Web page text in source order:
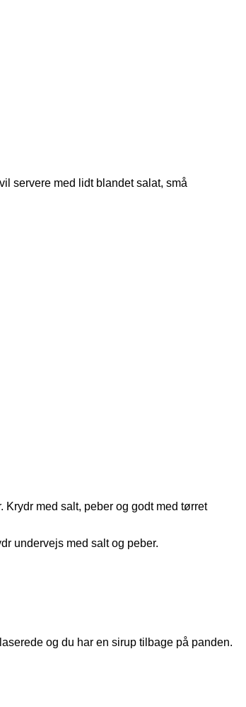
servere med lidt blandet salat, små
med salt, peber og godt med tørret
undervejs med salt og peber.
og du har en sirup tilbage på panden.